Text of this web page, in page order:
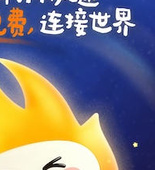
支持 [0] 反对 [0]
支持